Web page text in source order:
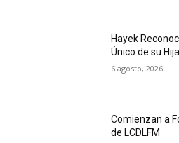
Hayek
Único de su
6 agosto, 2026
Comienzan a
de LCDLFM